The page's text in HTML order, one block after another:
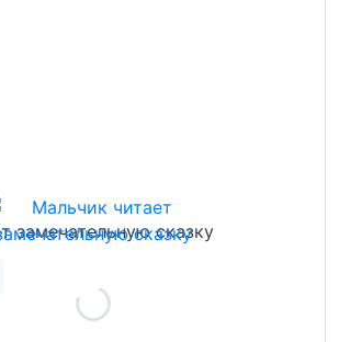
замечательную сказку